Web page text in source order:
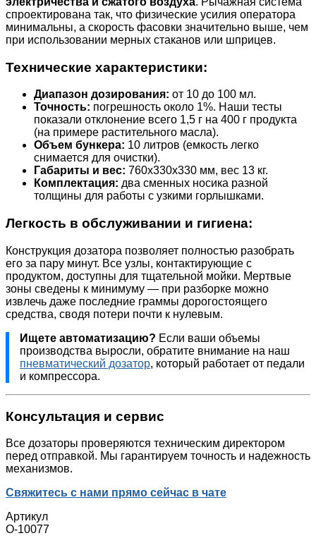
спроектирована так, что физические усилия оператора
минимальны, а скорость фасовки значительно выше, чем
при использовании мерных стаканов или шприцев.
Технические характеристики:
Диапазон дозирования: от 10 до 100 мл.
Точность: погрешность около 1%. Наши тесты
показали отклонение всего 1,5 г на 400 г продукта
(на примере растительного масла).
Объем бункера: 10 литров (емкость легко
снимается для очистки).
Габариты и вес: 760х330х330 мм, вес 13 кг.
Комплектация: два сменных носика разной
толщины для работы с узкими горлышками.
Легкость в обслуживании и гигиена:
Конструкция дозатора позволяет полностью разобрать
его за пару минут. Все узлы, контактирующие с
продуктом, доступны для тщательной мойки. Мертвые
зоны сведены к минимуму — при разборке можно
извлечь даже последние граммы дорогостоящего
средства, сводя потери почти к нулевым.
Ищете автоматизацию? Если ваши объемы
производства выросли, обратите внимание на наш
пневматический дозатор, который работает от педали
и компрессора.
Консультация и сервис
Все дозаторы проверяются техническим директором
перед отправкой. Мы гарантируем точность и надежность
механизмов.
Свяжитесь с нами прямо сейчас в чате
Артикул
О-10077